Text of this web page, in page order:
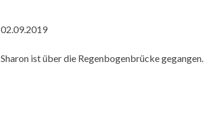
02.09.2019
Sharon ist über die Regenbogenbrücke gegangen.